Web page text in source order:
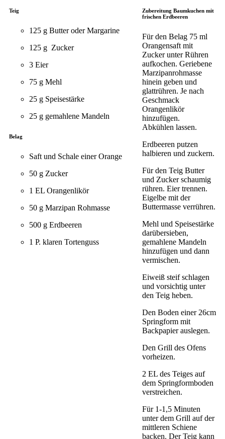
Teig
125 g Butter oder Margarine
125 g Zucker
3 Eier
75 g Mehl
25 g Speisestärke
25 g gemahlene Mandeln
Belag
Saft und Schale einer Orange
50 g Zucker
1 EL Orangenlikör
50 g Marzipan Rohmasse
500 g Erdbeeren
1 P. klaren Tortenguss
Zubereitung Baumkuchen mit
frischen Erdbeeren
Für den Belag 75 ml
Orangensaft mit
Zucker unter Rühren
aufkochen. Geriebene
Marzipanrohmasse
hinein geben und
glattrühren. Je nach
Geschmack
Orangenlikör
hinzufügen.
Abkühlen lassen.
Erdbeeren putzen
halbieren und zuckern.
Für den Teig Butter
und Zucker schaumig
rühren. Eier trennen.
Eigelbe mit der
Buttermasse verrühren.
Mehl und Speisestärke
darübersieben,
gemahlene Mandeln
hinzufügen und dann
vermischen.
Eiweiß steif schlagen
und vorsichtig unter
den Teig heben.
Den Boden einer 26cm
Springform mit
Backpapier auslegen.
Den Grill des Ofens
vorheizen.
2 EL des Teiges auf
dem Springformboden
verstreichen.
Für 1-1,5 Minuten
unter dem Grill auf der
mittleren Schiene
backen. Der Teig kann